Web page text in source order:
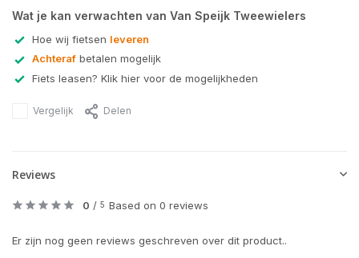
Wat je kan verwachten van Van Speijk Tweewielers
Hoe wij fietsen leveren
Achteraf betalen mogelijk
Fiets leasen? Klik hier voor de mogelijkheden
Vergelijk Delen
Reviews
0 / 5 Based on 0 reviews
Er zijn nog geen reviews geschreven over dit product..